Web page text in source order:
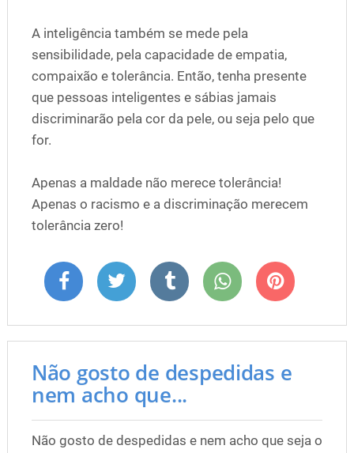
A inteligência também se mede pela
sensibilidade, pela capacidade de empatia,
compaixão e tolerância. Então, tenha presente
que pessoas inteligentes e sábias jamais
discriminarão pela cor da pele, ou seja pelo que
for.
Apenas a maldade não merece tolerância!
Apenas o racismo e a discriminação merecem
tolerância zero!
Não gosto de despedidas e
nem acho que...
Não gosto de despedidas e nem acho que seja o